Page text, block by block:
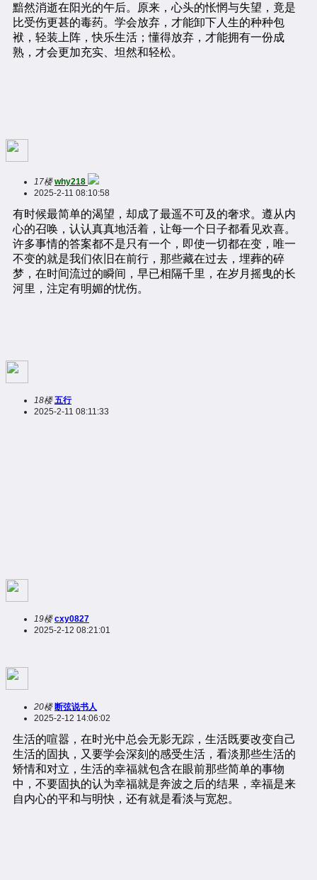
17楼 why218
2025-2-11 08:10:58
18楼 五行
2025-2-11 08:11:33
19楼 cxy0827
2025-2-12 08:21:01
20楼 断弦说书人
2025-2-12 14:06:02